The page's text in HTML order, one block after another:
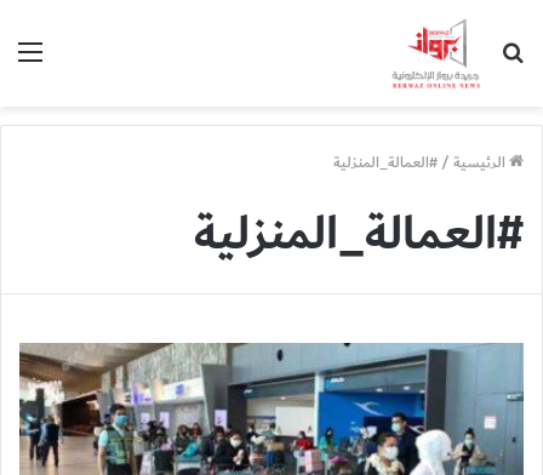
الرئيسية/#العمالة_المنزلية
#العمالة_المنزلية